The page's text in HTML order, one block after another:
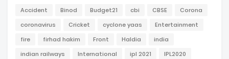
Accident Binod Budget21 cbi CBSE
Corona
coronavirus
Cricket cyclone yaas
Entertainment
fire
firhad hakim Front Haldia
india
indian railways
International ipl 2021
IPL2020